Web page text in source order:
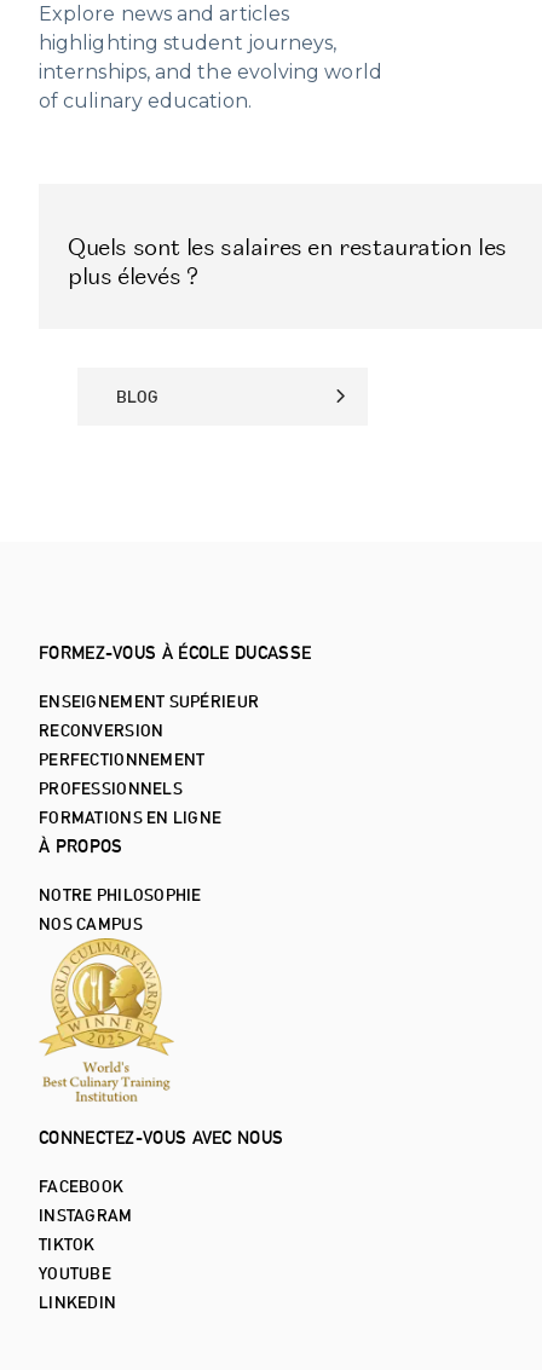
Explore news and articles
highlighting student journeys,
internships, and the evolving world
of culinary education.
Quels sont les salaires en restauration les
plus élevés ?
BLOG
FORMEZ-VOUS À ÉCOLE DUCASSE
ENSEIGNEMENT SUPÉRIEUR
RECONVERSION
PERFECTIONNEMENT
PROFESSIONNELS
FORMATIONS EN LIGNE
À PROPOS
NOTRE PHILOSOPHIE
NOS CAMPUS
CONNECTEZ-VOUS AVEC NOUS
FACEBOOK
INSTAGRAM
TIKTOK
YOUTUBE
LINKEDIN